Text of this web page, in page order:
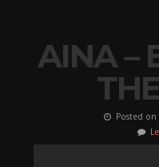
AINA –
Posted